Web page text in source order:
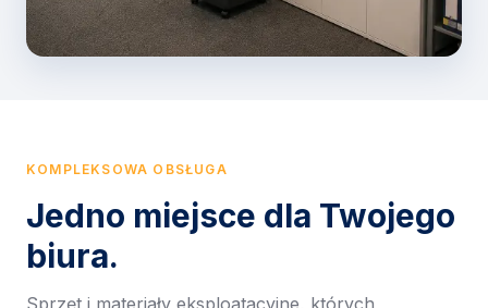
KOMPLEKSOWA OBSŁUGA
Jedno miejsce dla Twojego
biura.
Sprzęt i materiały eksploatacyjne, których